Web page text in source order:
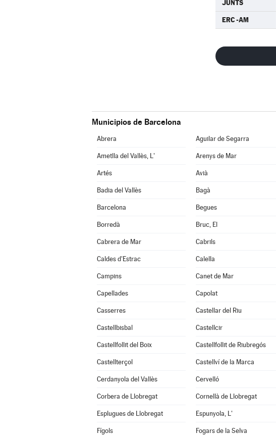
JUNTS
ERC -AM
Municipios de Barcelona
Abrera Aguilar de Segarra
Ametlla del Vallès, L' Arenys de Mar
Artés Avià
Badia del Vallès Bagà
Barcelona Begues
Borredà Bruc, El
Cabrera de Mar Cabrils
Caldes d'Estrac Calella
Campins Canet de Mar
Capellades Capolat
Casserres Castellar del Riu
Castellbisbal Castellcir
Castellfollit del Boix Castellfollit de Riubregós
Castellterçol Castellví de la Marca
Cerdanyola del Vallès Cervelló
Corbera de Llobregat Cornellà de Llobregat
Esplugues de Llobregat Espunyola, L'
Fígols Fogars de la Selva